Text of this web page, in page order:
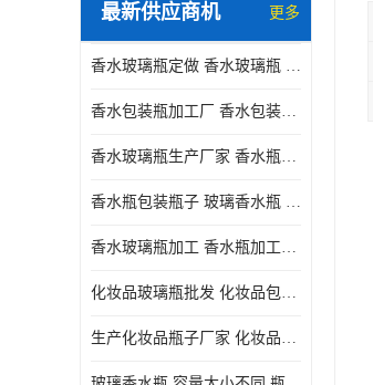
最新供应商机 更多
香水玻璃瓶定做 香水玻璃瓶 瓶型多变
香水包装瓶加工厂 香水包装瓶厂家 瓶盖设计精美
香水玻璃瓶生产厂家 香水瓶设计 通常配有喷雾器或滴管
香水瓶包装瓶子 玻璃香水瓶 材质多样
香水玻璃瓶加工 香水瓶加工厂 容量大小不同
化妆品玻璃瓶批发 化妆品包材 具有良好的密封性能
生产化妆品瓶子厂家 化妆品玻璃瓶 采用塑料或玻璃材质制成